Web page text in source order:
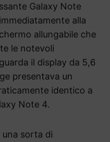
Galaxy Note
alla
allungabile che
le notevoli
il display da 5,6
presentava un
identico a
Note 4.
una sorta di